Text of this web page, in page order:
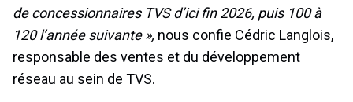
de concessionnaires TVS d’ici fin 2026, puis 100 à
120 l’année suivante », nous confie Cédric Langlois,
responsable des ventes et du développement
réseau au sein de TVS.